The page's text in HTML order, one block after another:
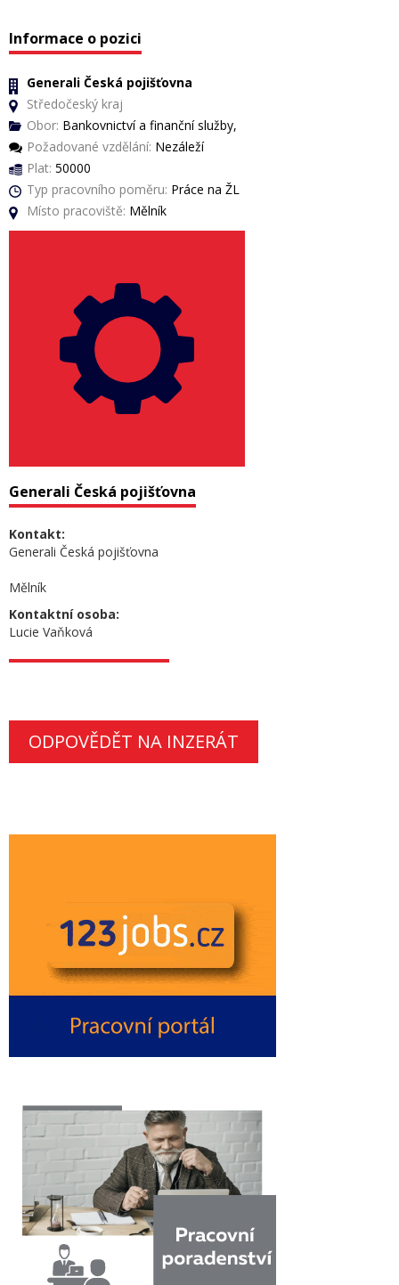
Informace o pozici
Generali Česká pojišťovna
Středočeský kraj
Obor: Bankovnictví a finanční služby,
Požadované vzdělání: Nezáleží
Plat: 50000
Typ pracovního poměru: Práce na ŽL
Místo pracoviště: Mělník
Generali Česká pojišťovna
Kontakt:
Generali Česká pojišťovna
Mělník
Kontaktní osoba:
Lucie Vaňková
ODPOVĚDĚT NA INZERÁT